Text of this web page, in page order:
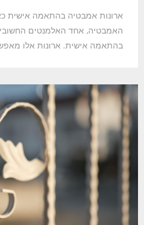
ארונות אמבטיה בהתאמה אישית
האמבטיה, אחד האלמנטים
בהתאמה אישית. ארונות אלו